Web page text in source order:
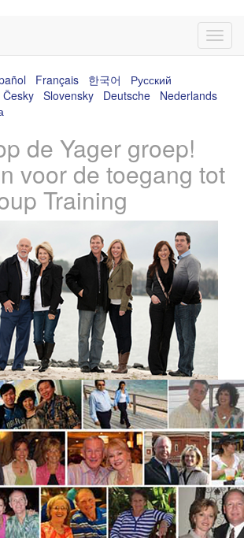
Français 한국어
Русский
Česky Slovensky Deutsche
Nederlands
de Yager groep!
voor de toegang tot
Training